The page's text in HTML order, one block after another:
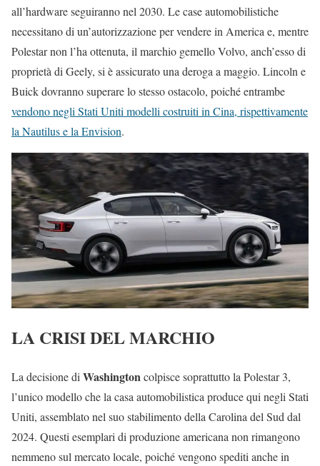
all’hardware seguiranno nel 2030. Le case automobilistiche
necessitano di un’autorizzazione per vendere in America e, mentre
Polestar non l’ha ottenuta, il marchio gemello Volvo, anch’esso di
proprietà di Geely, si è assicurato una deroga a maggio. Lincoln e
Buick dovranno superare lo stesso ostacolo, poiché entrambe
vendono negli Stati Uniti modelli costruiti in Cina, rispettivamente
la Nautilus e la Envision.
LA CRISI DEL MARCHIO
La decisione di Washingtoncolpisce soprattutto la Polestar 3,
l’unico modello che la casa automobilistica produce qui negli Stati
Uniti, assemblato nel suo stabilimento della Carolina del Sud dal
2024. Questi esemplari di produzione americana non rimangono
nemmeno sul mercato locale, poiché vengono spediti anche in